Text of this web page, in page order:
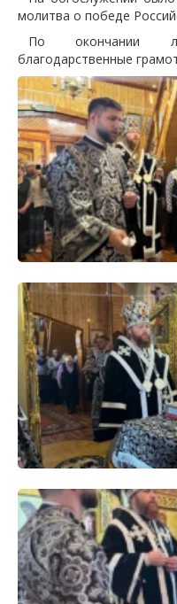
молитва о победе
По окончании
благодарственные